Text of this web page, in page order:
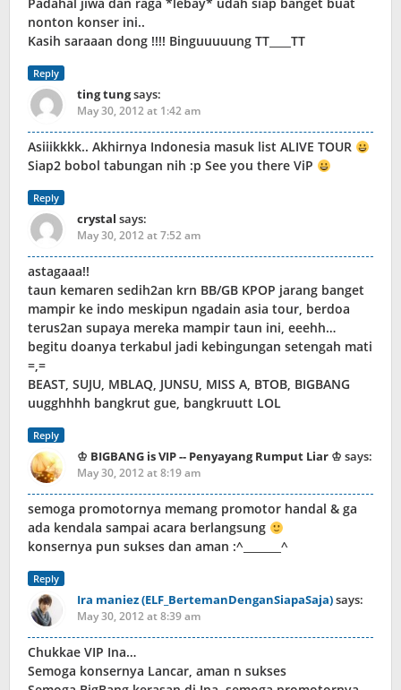
Padahal jiwa dan raga *lebay* udah siap banget buat
nonton konser ini..
Kasih saraaan dong !!!! Binguuuuung TT____TT
Reply
ting tungsays:
May 30, 2012 at 1:42 am
Asiiikkkk.. Akhirnya Indonesia masuk list ALIVE TOUR
Siap2 bobol tabungan nih :p See you there ViP
Reply
crystal says:
May 30, 2012 at 7:52 am
astagaaa!!
taun kemaren sedih2an krn BB/GB KPOP jarang banget
mampir ke indo meskipun ngadain asia tour, berdoa
terus2an supaya mereka mampir taun ini, eeehh…
begitu doanya terkabul jadi kebingungan setengah mati
=,=
BEAST, SUJU, MBLAQ, JUNSU, MISS A, BTOB, BIGBANG
uugghhhh bangkrut gue, bangkruutt LOL
Reply
♔ BIGBANG is VIP -- Penyayang Rumput Liar ♔ says:
May 30, 2012 at 8:19 am
semoga promotornya memang promotor handal & ga
ada kendala sampai acara berlangsung
konsernya pun sukses dan aman :^_______^
Reply
Ira maniez (ELF_BertemanDenganSiapaSaja)says:
May 30, 2012 at 8:39 am
Chukkae VIP Ina…
Semoga konsernya Lancar, aman n sukses